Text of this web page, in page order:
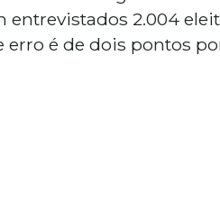
entrevistados 2.004
é de dois pontos